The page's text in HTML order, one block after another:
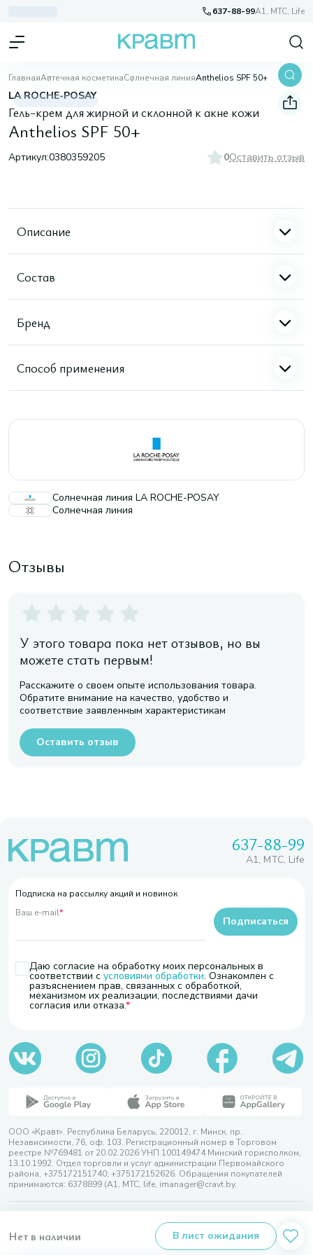
637-88-99A1, МТС, Life
ГлавнаяАптечная косметикаСолнечная линияAnthelios SPF 50+
LA ROCHE-POSAY
Гель-крем для жирной и склонной к акне кожи
Anthelios SPF 50+
Артикул:0380359205 0Оставить отзыв
Нет в наличии В лист ожидания
Описание
Состав
Бренд
Способ применения
Солнечная линия LA ROCHE-POSAY
Солнечная линия
Отзывы
У этого товара пока нет отзывов, но вы
можете стать первым!
Расскажите о своем опыте использования товара.
Обратите внимание на качество, удобство и
соответствие заявленным характеристикам
Оставить отзыв
637-88-99
A1, МТС, Life
Подписка на рассылку акций и новинок
Ваш e-mail*
Даю согласие на обработку моих персональных в
соответствии с условиями обработки. Ознакомлен с
разъяснением прав, связанных с обработкой,
механизмом их реализации, последствиями дачи
согласия или отказа.
Подписаться
ООО «Кравт». Республика Беларусь, 220012, г. Минск, пр.
Независимости, 76, оф. 103. Регистрационный номер в Торговом
реестре №769481 от 20.02.2026 УНП 100149474 Минский горисполком,
13.10.1992. Отдел торговли и услуг администрации Первомайского
района, +375172151740; +375172152626. Обращения покупателей
принимаются: 6378899 (А1, МТС, life, imanager@cravt.by.
Разработка сайта — SLAM
Выбор настроек Cookie